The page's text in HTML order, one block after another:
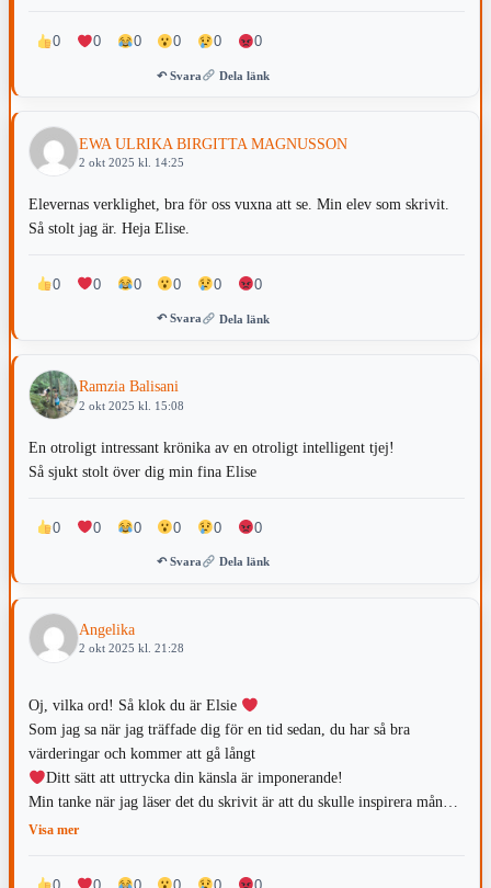
0 0 0 0 0 0
↶ Svara Dela länk
EWA ULRIKA BIRGITTA MAGNUSSON
2 okt 2025 kl. 14:25
Elevernas verklighet, bra för oss vuxna att se. Min elev som skrivit.
Så stolt jag är. Heja Elise.
0 0 0 0 0 0
↶ Svara Dela länk
Ramzia Balisani
2 okt 2025 kl. 15:08
En otroligt intressant krönika av en otroligt intelligent tjej!
Så sjukt stolt över dig min fina Elise
0 0 0 0 0 0
↶ Svara Dela länk
Angelika
2 okt 2025 kl. 21:28
Oj, vilka ord! Så klok du är Elsie
Som jag sa när jag träffade dig för en tid sedan, du har så bra
värderingar och kommer att gå långt
Ditt sätt att uttrycka din känsla är imponerande!
Min tanke när jag läser det du skrivit är att du skulle inspirera många
på sociala medier genom att lyfta just detta. Att våga vara dig själv
bra som de är. Håller tummarna att du gör det och om du vill bolla
Visa mer